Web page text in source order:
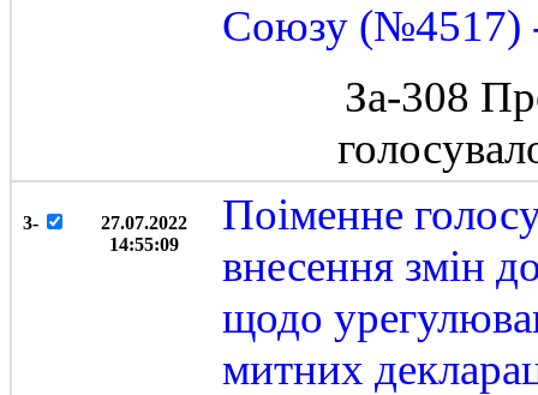
Союзу (№4517)
За-308
3-
27.07.2022
14:55:09
Поіменне
внесення змін
щодо
митних